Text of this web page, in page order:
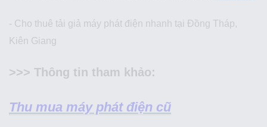
- Cho thuê tải giả máy phát điện nhanh tại Đồng Tháp,
Kiên Giang
>>> Thông tin tham khảo:
Thu mua máy phát điện cũ